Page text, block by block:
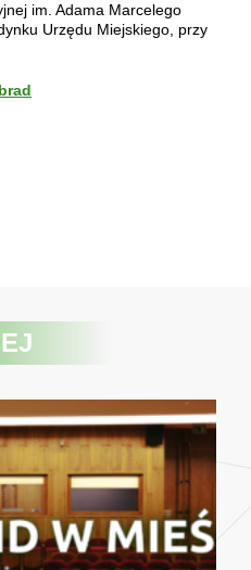
im. Adama Marcelego
Urzędu Miejskiego, przy